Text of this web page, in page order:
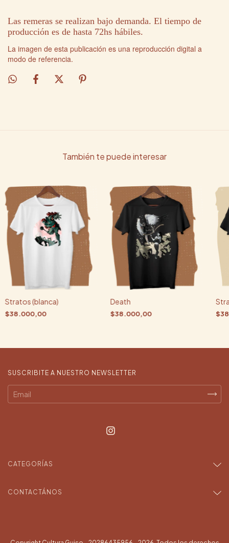
Las remeras se realizan bajo demanda. El tiempo de
producción es de hasta 72hs hábiles.
La imagen de esta publicación es una reproducción digital a
modo de referencia.
También te puede interesar
Stratos (blanca)
$38.000,00
Death
$38.000,00
SUSCRIBITE A NUESTRO NEWSLETTER
CATEGORÍAS
CONTACTÁNOS